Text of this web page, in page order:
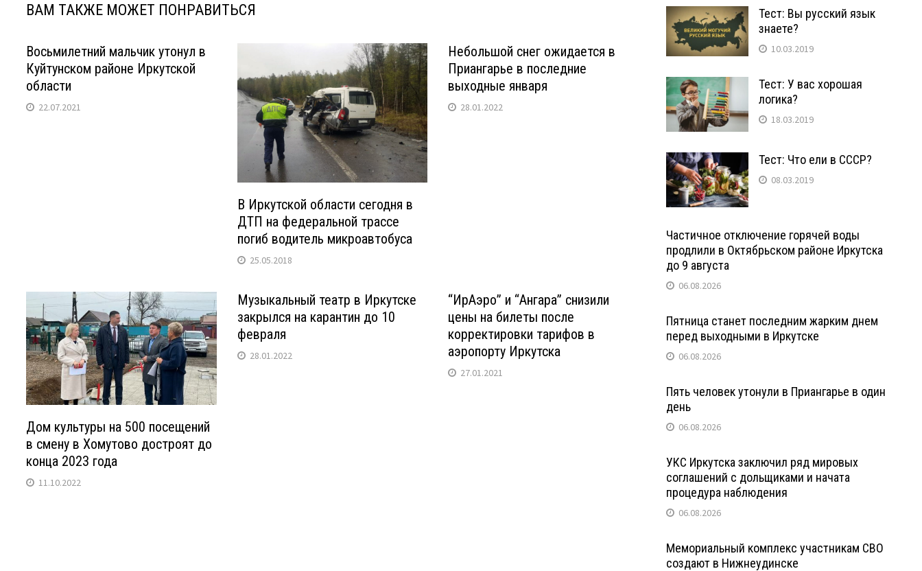
ВАМ ТАКЖЕ МОЖЕТ ПОНРАВИТЬСЯ
Восьмилетний мальчик утонул в
Куйтунском районе Иркутской
области
22.07.2021
В Иркутской области сегодня в
ДТП на федеральной трассе
погиб водитель микроавтобуса
25.05.2018
Небольшой снег ожидается в
Приангарье в последние
выходные января
28.01.2022
Дом культуры на 500 посещений
в смену в Хомутово достроят до
конца 2023 года
11.10.2022
Музыкальный театр в Иркутске
закрылся на карантин до 10
февраля
28.01.2022
“ИрАэро” и “Ангара” снизили
цены на билеты после
корректировки тарифов в
аэропорту Иркутска
27.01.2021
Тест: Вы русский язык
знаете?
10.03.2019
Тест: У вас хорошая
логика?
18.03.2019
Тест: Что ели в СССР?
08.03.2019
Частичное отключение горячей воды
продлили в Октябрьском районе Иркутска
до 9 августа
06.08.2026
Пятница станет последним жарким днем
перед выходными в Иркутске
06.08.2026
Пять человек утонули в Приангарье в один
день
06.08.2026
УКС Иркутска заключил ряд мировых
соглашений с дольщиками и начата
процедура наблюдения
06.08.2026
Мемориальный комплекс участникам СВО
создают в Нижнеудинске